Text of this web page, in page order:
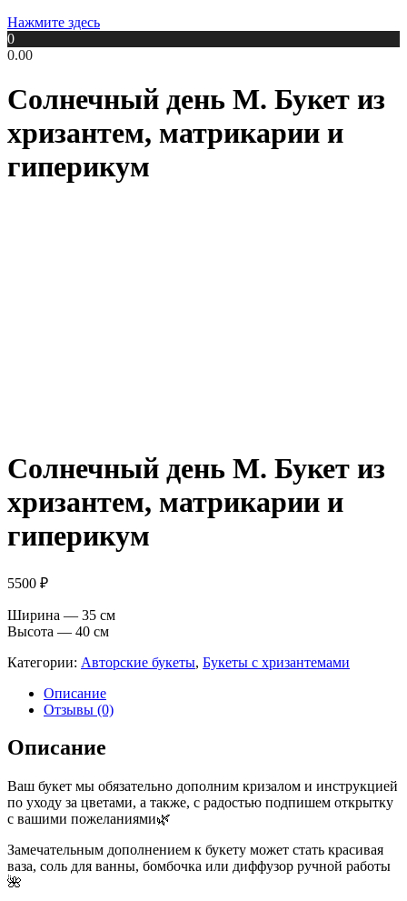
Нажмите здесь
0
0.00
Солнечный день М. Букет из
хризантем, матрикарии и
гиперикум
Солнечный день М. Букет из
хризантем, матрикарии и
гиперикум
5500 ₽
Ширина — 35 см
Высота — 40 см
Категории: Авторские букеты, Букеты с хризантемами
Описание
Отзывы (0)
Описание
Ваш букет мы обязательно дополним кризалом и инструкцией
по уходу за цветами, а также, с радостью подпишем открытку
с вашими пожеланиями🌿
Замечательным дополнением к букету может стать красивая
ваза, соль для ванны, бомбочка или диффузор ручной работы
🌺